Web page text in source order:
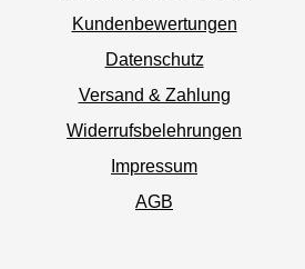
Kundenbewertungen
Datenschutz
Versand & Zahlung
Widerrufsbelehrungen
Impressum
AGB